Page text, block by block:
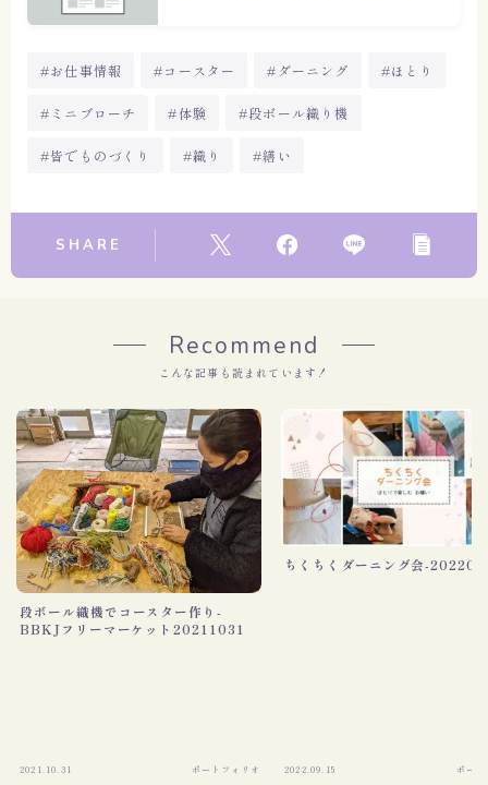
#お仕事情報 #コースター #ダーニング #ほとり
#ミニブローチ #体験 #段ボール織り機
#皆でものづくり #織り #繕い
SHARE
Recommend
こんな記事も読まれています！
段ボール織機でコースター作り-
BBKJフリーマーケット20211031
2021.10.31 ポートフォリオ
ちくちくダーニング会-
2022.09.15 ポー